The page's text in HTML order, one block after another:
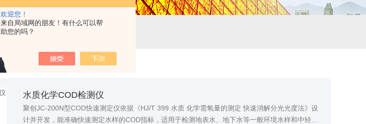
欢迎您！
来自局域网的朋友！有什么可以帮
助您的吗？
水质化学COD检测仪
聚创JC-200N型COD快速测定仪依据《HJ/T 399 水质 化学需氧量的测定 快速消解分光光度法》设
计并开发，能准确快速测定水样的COD指标，适用于检测地表水、地下水等一般环境水样和中轻度